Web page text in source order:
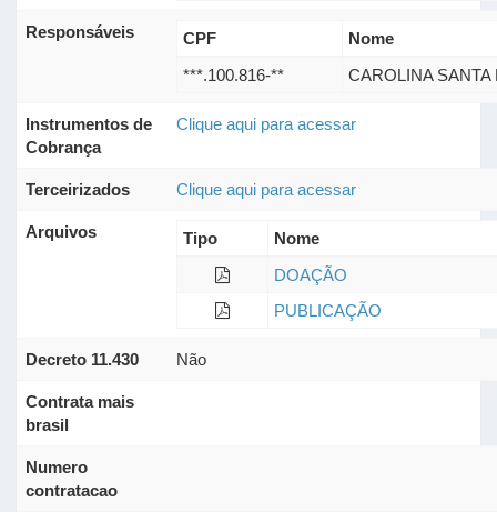
Responsáveis CPF
Nome
***.100.816-**
CAROLINA
Instrumentos de
Cobrança
Clique aqui para acessar
Terceirizados Clique aqui para acessar
Arquivos Tipo
Nome
DOAÇÃO
PUBLICAÇÃO
Decreto 11.430 Não
Contrata mais
brasil
Numero
contratacao